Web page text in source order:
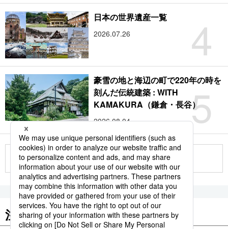
4
日本の世界遺産一覧
2026.07.26
5
豪雪の地と海辺の町で220年の時を
刻んだ伝統建築 : WITH
KAMAKURA（鎌倉・長谷）
2026.08.04
もっと見る
注目のキーワード